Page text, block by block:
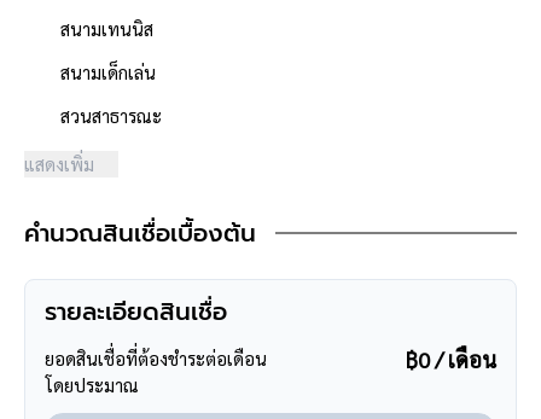
- สภาพแวดล้อมดี สะอาด
- บ้านตั้งอยู่ใกล้ร้าน 7-11
- สิ่งอำนวยความสะดวกภายในโครงการ ได้แก่ สระว่ายน้ำ, สนามเด็ก
- ใกล้ห้างสรรพสินค้าเซ็นทรัลเวสต์เกต, บิ๊กซี เอ็กซ์ตร้า บางใหญ่, อิ
เกีย บางใหญ่, เดอะสแควร์ บางใหญ่, ตลาดบางใหญ่
- ใกล้โรงเรียนเทพศิรินทร์ นนทบุรี, โรงเรียนเด่นหล้า, โรงเรียนเปรม
ประชาวัฒนา
- ใกล้ทุกธนาคาร
สนามเทนนิส
สนามเด็กเล่น
สวนสาธารณะ
แสดงเพิ่ม
คำนวณสินเชื่อเบื้องต้น
รายละเอียดสินเชื่อ
ยอดสินเชื่อที่ต้องชำระต่อเดือน
โดยประมาณ
฿0 / เดือน